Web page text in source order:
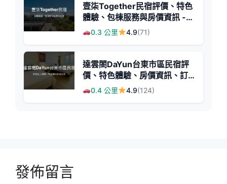
壹柒Together民宿評價、特色
體驗、包棟服務與房價資訊 -
溫馨舒適市中心住宿
0.3 公里 4.9(71)
達雲閤DaYun台東市區民宿評
價、特色體驗、房價資訊、訂
房連結 - 熱情主人與市中心便
0.4 公里 4.9(124)
發佈留言